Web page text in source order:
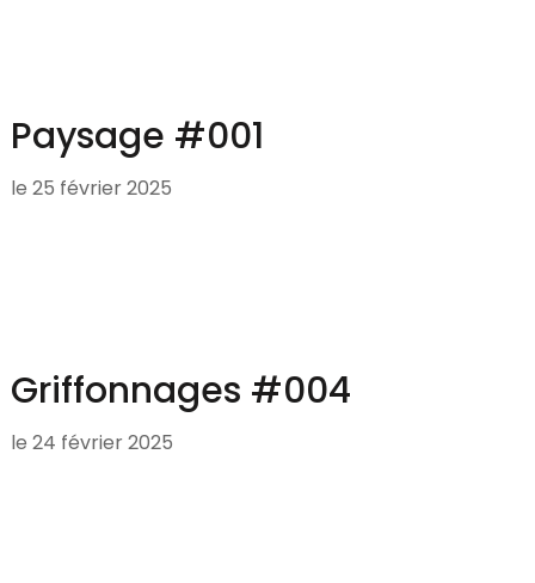
Paysage #001
le 25 février 2025
Griffonnages #004
le 24 février 2025